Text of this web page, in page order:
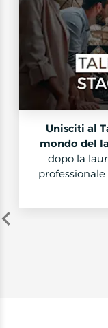
Unisciti al
mondo del
dopo la
Item